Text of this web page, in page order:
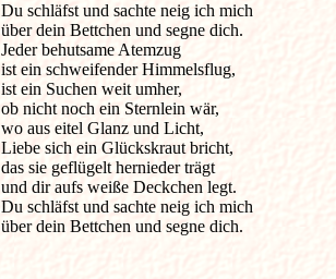
Du schläfst und sachte neig ich mich
über dein Bettchen und segne dich.
Jeder behutsame Atemzug
ist ein schweifender Himmelsflug,
ist ein Suchen weit umher,
ob nicht noch ein Sternlein wär,
wo aus eitel Glanz und Licht,
Liebe sich ein Glückskraut bricht,
das sie geflügelt hernieder trägt
und dir aufs weiße Deckchen legt.
Du schläfst und sachte neig ich mich
über dein Bettchen und segne dich.